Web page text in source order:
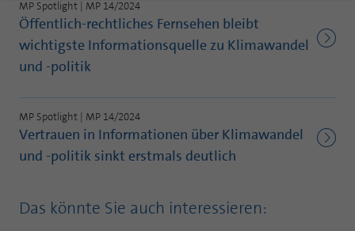
MP Spotlight | MP 14/2024
Öffentlich-rechtliches Fernsehen bleibt
wichtigste Informationsquelle zu Klimawandel
und -politik
MP Spotlight | MP 14/2024
Vertrauen in Informationen über Klimawandel
und -politik sinkt erstmals deutlich
Das könnte Sie auch interessieren:
Anbieter
Dieses Cookie ist ein Standard-Session-
Cookie von TYPO3. Es speichert im Falle
wiedererkannt wird, um ihm Zugang zu
Statistik und Performance mit AT INTERNET
CROSS-DEVICE ANALYTICS LÖSUNG
Name atidvisitor
Anbieter
Laufzeit 1 Jahr
Cookie-Informationen anzeigen